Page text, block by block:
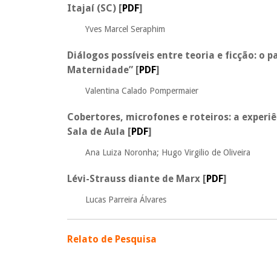
Itajaí (SC) [PDF]
Yves Marcel Seraphim
Diálogos possíveis entre teoria e ficção: o
Maternidade” [PDF]
Valentina Calado Pompermaier
Cobertores, microfones e roteiros: a
Sala de Aula [PDF]
Ana Luiza Noronha; Hugo Virgilio de Oliveira
Lévi-Strauss diante de Marx [PDF]
Lucas Parreira Álvares
Relato de Pesquisa